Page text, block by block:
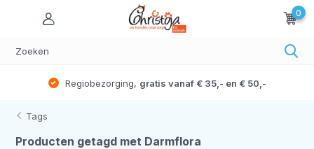
0
Regiobezorging, gratis vanaf € 35,- en € 50,-
Tags
Producten getagd met Darmflora